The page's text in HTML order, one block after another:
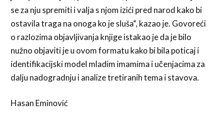
se za nju spremiti i valja s njom izići pred narod kako bi
ostavila traga na onoga ko je sluša“, kazao je. Govoreći
o razlozima objavljivanja knjige istakao je da je bilo
nužno objaviti je u ovom formatu kako bi bila poticaj i
identifikacijski model mladim imamima i učenjacima za
dalju nadogradnju i analize tretiranih tema i stavova.
Hasan Eminović